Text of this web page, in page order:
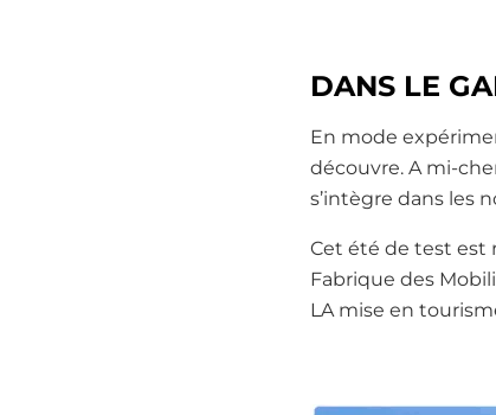
DANS LE
En mode
découvre. A mi-
s’intègre dans les
Cet été de test est
Fabrique des
LA mise en